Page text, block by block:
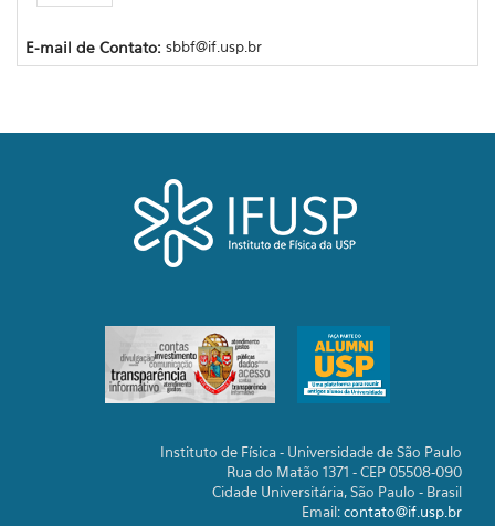
E-mail de Contato: sbbf@if.usp.br
Instituto de Física - Universidade de São Paulo
Rua do Matão 1371 - CEP 05508-090
Cidade Universitária, São Paulo - Brasil
Email:contato@if.usp.br